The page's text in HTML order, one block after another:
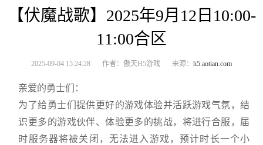
【伏魔战歌】2025年9月12日10:00-
11:00合区
2025-09-04 15:24:28 作者：傲天H5游戏 来源： h5.aotian.com
亲爱的勇士们：
为了给勇士们提供更好的游戏体验并活跃游戏气氛，结
识更多的游戏伙伴、体验更多的挑战，将进行合服，届
时服务器将被关闭，无法进入游戏，预计时长一个小